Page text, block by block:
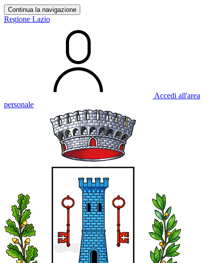
Continua la navigazione
Regione Lazio
Accedi all'area
personale